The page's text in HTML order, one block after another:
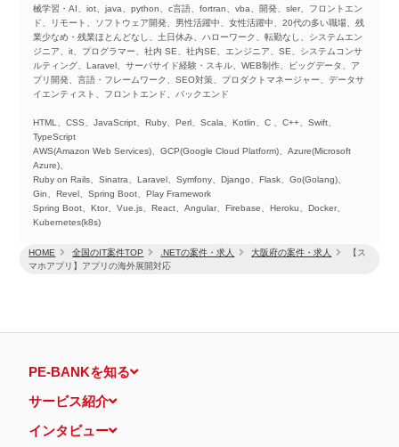
HOME 全国のIT案件TOP .NETの案件・求人 大阪府の案件・求人
【ス
マホアプリ】アプリの海外展開対応
械学習・AI、iot、java、python、c言語、fortran、vba、開発、sler、フロントエン
ド、リモート、ソフトウェア開発、男性活躍中、女性活躍中、20代の多い職場、残
業少なめ・残業ほとんどなし、土日休み、ハローワーク、転勤なし、システムエン
ジニア、it、プログラマー、社内 SE、社内SE、エンジニア、SE、システムコンサ
ルティング、Laravel、サーバサイド経験・スキル、WEB制作、ビッグデータ、ア
プリ開発、言語・フレームワーク、SEO対策、プロダクトマネージャー、データサ
イエンティスト、フロントエンド、バックエンド
HTML、CSS、JavaScript、Ruby、Perl、Scala、Kotlin、C 、C++、Swift、
TypeScript
AWS(Amazon Web Services)、GCP(Google Cloud Platform)、Azure(Microsoft
Azure)、
Ruby on Rails、Sinatra、Laravel、Symfony、Django、Flask、Go(Golang)、
Gin、Revel、Spring Boot、Play Framework
Spring Boot、Ktor、Vue.js、React、Angular、Firebase、Heroku、Docker、
Kubernetes(k8s)
PE-BANKを知る
サービス紹介
インタビュー